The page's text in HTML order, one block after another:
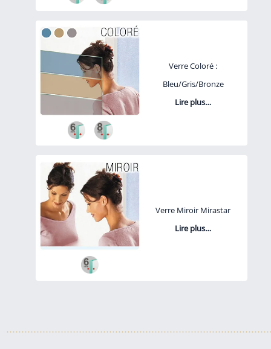
Verre Coloré :
Bleu/Gris/Bronze
Lire plus…
Verre Miroir Mirastar
Lire plus…